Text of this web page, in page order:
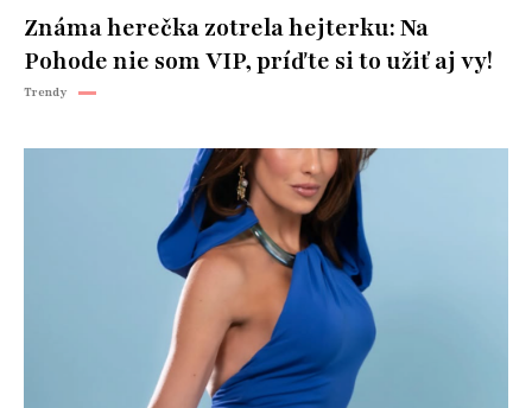
Známa herečka zotrela hejterku: Na
Pohode nie som VIP, príďte si to užiť aj vy!
Trendy